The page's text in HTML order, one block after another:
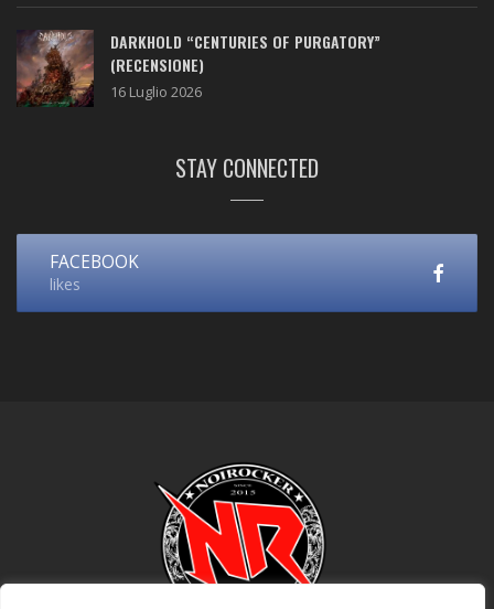
DARKHOLD “CENTURIES OF PURGATORY”
(RECENSIONE)
16 Luglio 2026
STAY CONNECTED
FACEBOOK
likes